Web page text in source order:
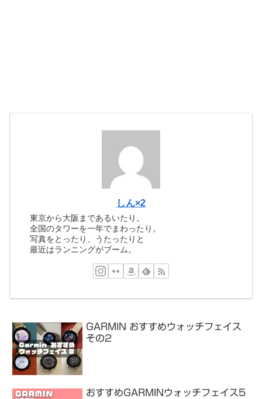
しん×2
東京から大阪まであるいたり。
全国のタワーを一年でまわったり。
写真をとったり、うたったりと
最近はランニングがブーム。
GARMIN おすすめウォッチフェイス
その2
おすすめGARMINウォッチフェイス5